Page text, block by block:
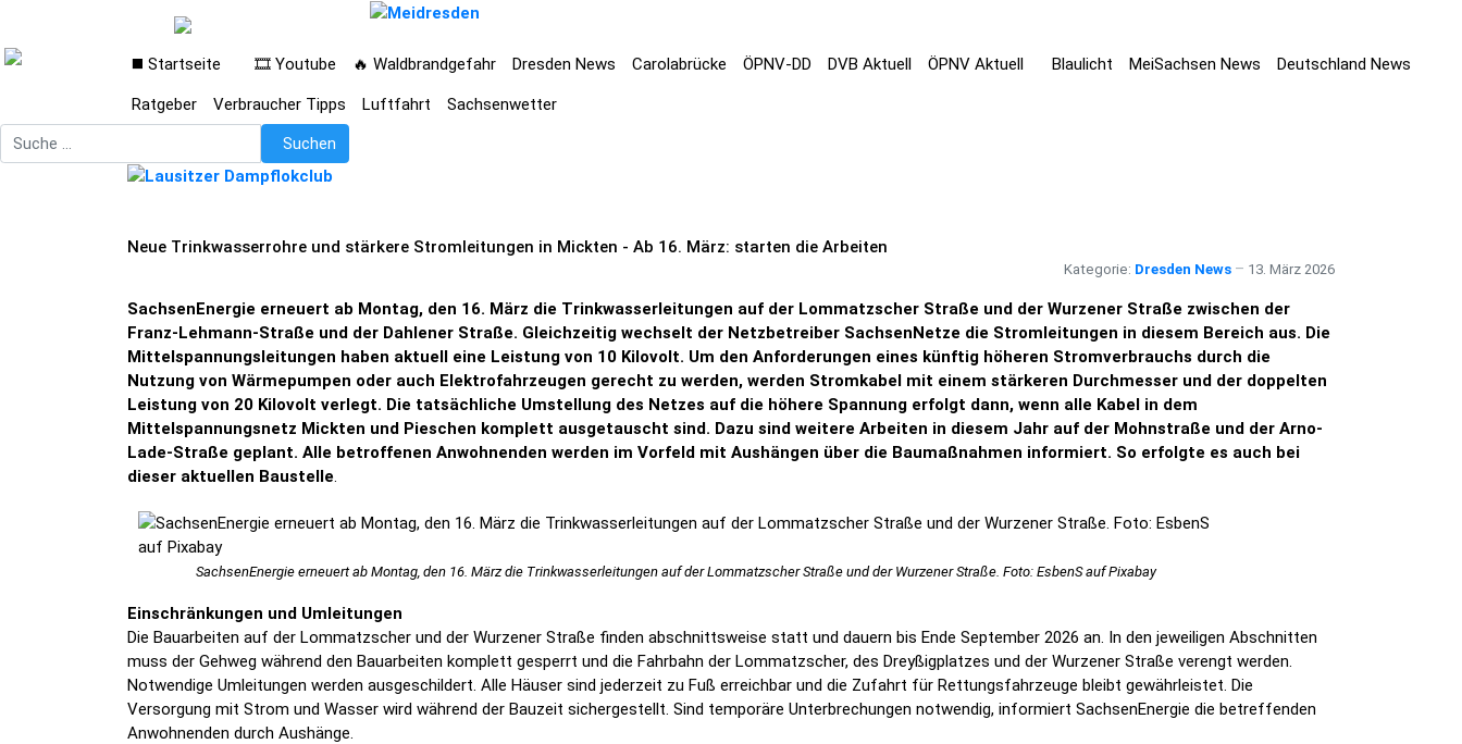
◼️ Startseite 🎞️ Youtube 🔥 Waldbrandgefahr Dresden News Carolabrücke ÖPNV-DD DVB Aktuell ÖPNV Aktuell Blaulicht MeiSachsen News Deutschland News
Ratgeber Verbraucher Tipps Luftfahrt
Sachsenwetter
Suchen
Suchen
Neue Trinkwasserrohre und stärkere Stromleitungen in Mickten - Ab 16. März: starten die Arbeiten
Kategorie: Dresden News 13. März 2026
SachsenEnergie erneuert ab Montag, den 16. März die Trinkwasserleitungen auf der Lommatzscher Straße und der Wurzener Straße zwischen der
Franz-Lehmann-Straße und der Dahlener Straße. Gleichzeitig wechselt der Netzbetreiber SachsenNetze die Stromleitungen in diesem Bereich aus. Die
Mittelspannungsleitungen haben aktuell eine Leistung von 10 Kilovolt. Um den Anforderungen eines künftig höheren Stromverbrauchs durch die
Nutzung von Wärmepumpen oder auch Elektrofahrzeugen gerecht zu werden, werden Stromkabel mit einem stärkeren Durchmesser und der doppelten
Leistung von 20 Kilovolt verlegt. Die tatsächliche Umstellung des Netzes auf die höhere Spannung erfolgt dann, wenn alle Kabel in dem
Mittelspannungsnetz Mickten und Pieschen komplett ausgetauscht sind. Dazu sind weitere Arbeiten in diesem Jahr auf der Mohnstraße und der Arno-
Lade-Straße geplant. Alle betroffenen Anwohnenden werden im Vorfeld mit Aushängen über die Baumaßnahmen informiert. So erfolgte es auch bei
dieser aktuellen Baustelle.
SachsenEnergie erneuert ab Montag, den 16. März die Trinkwasserleitungen auf der Lommatzscher Straße und der Wurzener Straße. Foto: EsbenS auf Pixabay
Einschränkungen und Umleitungen
Die Bauarbeiten auf der Lommatzscher und der Wurzener Straße finden abschnittsweise statt und dauern bis Ende September 2026 an. In den jeweiligen Abschnitten
muss der Gehweg während den Bauarbeiten komplett gesperrt und die Fahrbahn der Lommatzscher, des Dreyßigplatzes und der Wurzener Straße verengt werden.
Notwendige Umleitungen werden ausgeschildert. Alle Häuser sind jederzeit zu Fuß erreichbar und die Zufahrt für Rettungsfahrzeuge bleibt gewährleistet. Die
Versorgung mit Strom und Wasser wird während der Bauzeit sichergestellt. Sind temporäre Unterbrechungen notwendig, informiert SachsenEnergie die betreffenden
Anwohnenden durch Aushänge.